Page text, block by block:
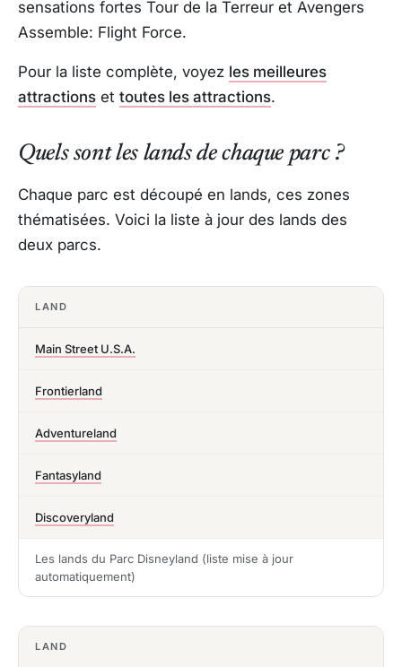
sensations fortes Tour de la Terreur et Avengers
Assemble: Flight Force.
Pour la liste complète, voyez les meilleures
attractions et toutes les attractions.
Quels sont les lands de chaque parc ?
Chaque parc est découpé en lands, ces zones
thématisées. Voici la liste à jour des lands des
deux parcs.
LAND
Main Street U.S.A.
Frontierland
Adventureland
Fantasyland
Discoveryland
Les lands du Parc Disneyland (liste mise à jour
automatiquement)
LAND